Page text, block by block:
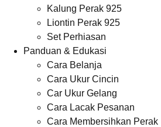
Kalung Perak 925
Liontin Perak 925
Set Perhiasan
Panduan & Edukasi
Cara Belanja
Cara Ukur Cincin
Car Ukur Gelang
Cara Lacak Pesanan
Cara Membersihkan Perak